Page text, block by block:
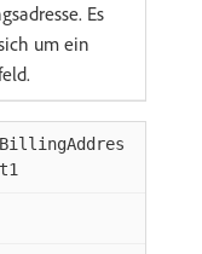
Es
um ein